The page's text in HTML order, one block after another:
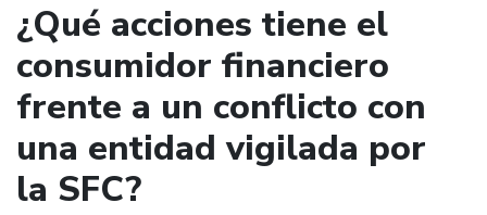
¿Qué acciones tiene el
consumidor financiero
frente a un conflicto con
una entidad vigilada por
la SFC?